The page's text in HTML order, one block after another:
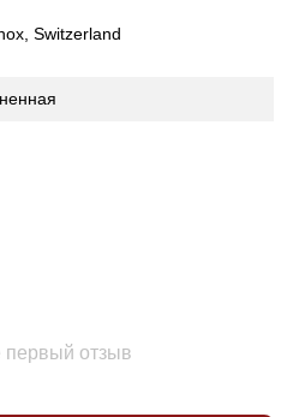
Switzerland
первый отзыв